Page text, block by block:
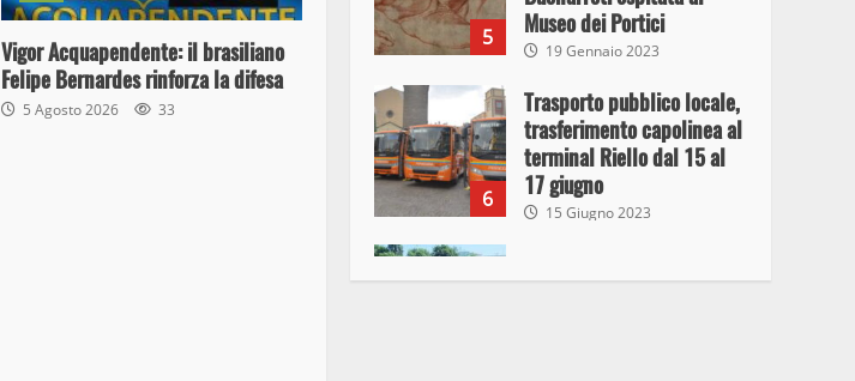
Vigor Acquapendente: il brasiliano
Felipe Bernardes rinforza la difesa
5 Agosto 2026 33
5
Museo dei Portici
19 Gennaio 2023
6
Trasporto pubblico locale,
trasferimento capolinea al
terminal Riello dal 15 al
17 giugno
15 Giugno 2023
Giochi Sportivi